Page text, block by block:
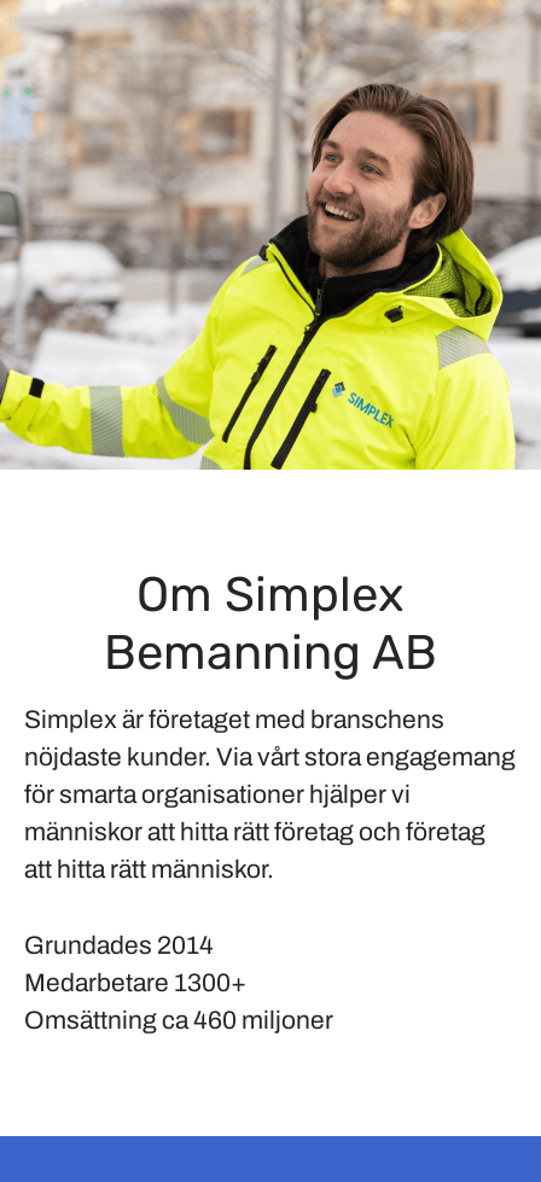
Om Simplex
Bemanning AB
Simplex är företaget med branschens
nöjdaste kunder. Via vårt stora engagemang
för smarta organisationer hjälper vi
människor att hitta rätt företag och företag
att hitta rätt människor.
Grundades 2014
Medarbetare 1300+
Omsättningca 460 miljoner